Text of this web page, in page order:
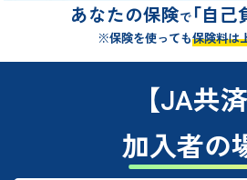
あなたの保険で「自己
※保険を使っても保険料は
【JA共済
加入者の